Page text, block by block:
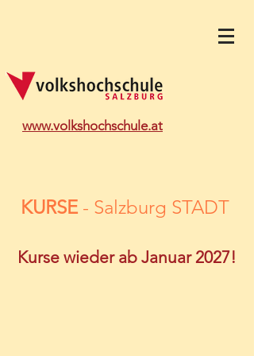
www.volkshochschule.at
KURSE - Salzburg STADT
Kurse wieder ab Januar 2027!